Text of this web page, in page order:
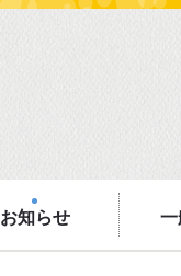
お知らせ 一